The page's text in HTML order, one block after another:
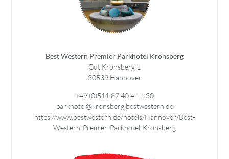
Best Western Premier Parkhotel Kronsberg
Gut Kronsberg 1
30539 Hannover
+49 (0)511 87 40 4 – 130
parkhotel@kronsberg.bestwestern.de
https://www.bestwestern.de/hotels/Hannover/Best-
Western-Premier-Parkhotel-Kronsberg